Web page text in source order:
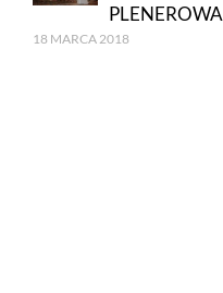
PLENEROWA
18 MARCA 2018